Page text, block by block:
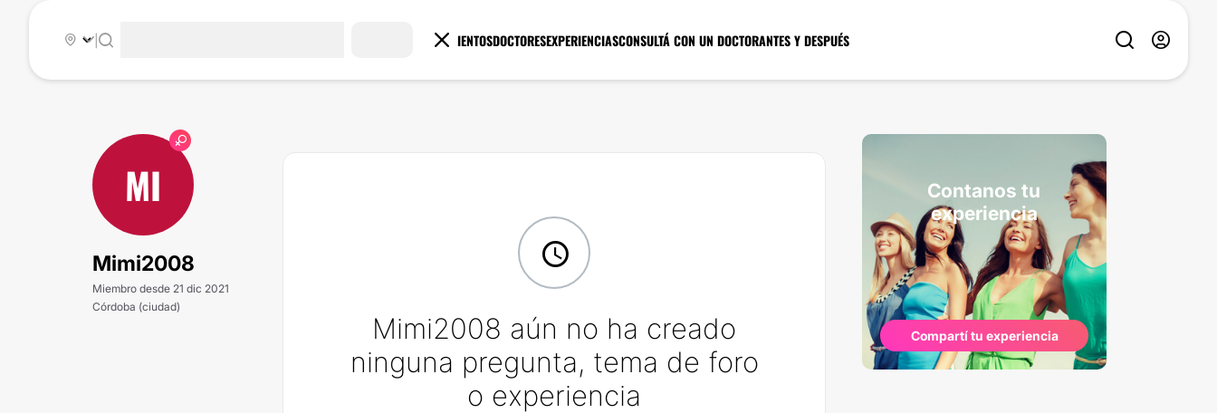
TRATAMIENTOSDOCTORESEXPERIENCIASCONSULTÁ CON UN DOCTORANTES Y DESPUÉS
|
MI
Mimi2008
Miembro desde 21 dic 2021
Córdoba (ciudad)
Mimi2008 aún no ha creado
ninguna pregunta, tema de foro
o experiencia
Contanos tu
experiencia
Compartí tu experiencia